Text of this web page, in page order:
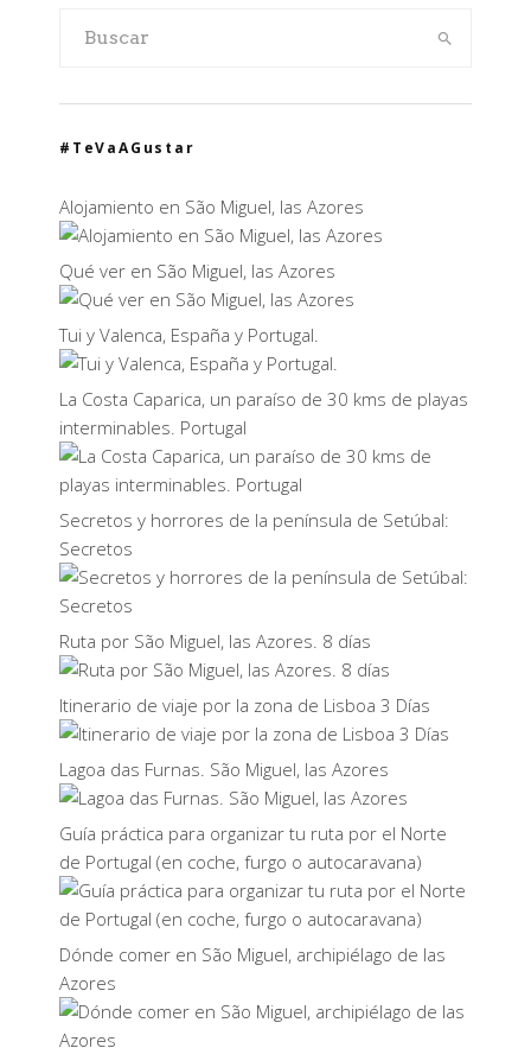
#TeVaAGustar
Alojamiento en São Miguel, las Azores
Qué ver en São Miguel, las Azores
Tui y Valenca, España y Portugal.
La Costa Caparica, un paraíso de 30 kms de playas
interminables. Portugal
Secretos y horrores de la península de Setúbal:
Secretos
Ruta por São Miguel, las Azores. 8 días
Itinerario de viaje por la zona de Lisboa 3 Días
Lagoa das Furnas. São Miguel, las Azores
Guía práctica para organizar tu ruta por el Norte
de Portugal (en coche, furgo o autocaravana)
Dónde comer en São Miguel, archipiélago de las
Azores